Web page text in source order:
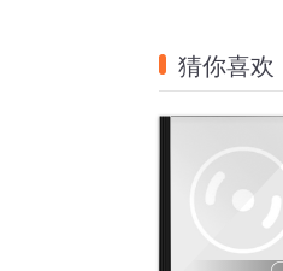
猜你喜欢